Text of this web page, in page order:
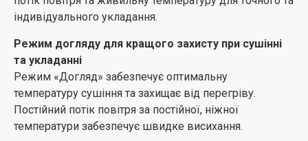
Створіть об'єм біля коріння за допомогою
5 насадок
Цей AirStyler має 5 насадок для створення різних
стилів - від прямої природної форми до чітких хвиль і
об'єму у лінії росту волосся.
індивідуального укладання.
Режим догляду для кращого захисту при сушінні
та укладанні
Режим «Догляд» забезпечує оптимальну
температуру сушіння та захищає від перегріву.
Постійний потік повітря за постійної, ніжної
температури забезпечує швидке висихання.